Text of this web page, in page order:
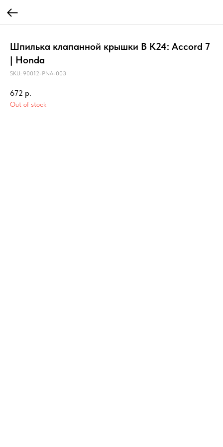
Шпилька клапанной крышки B K24: Accord 7
| Honda
SKU: 90012-PNA-003
672 р.
Out of stock